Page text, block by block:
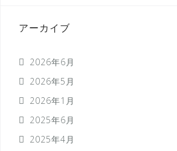
アーカイブ
2026年6月
2026年5月
2026年1月
2025年6月
2025年4月